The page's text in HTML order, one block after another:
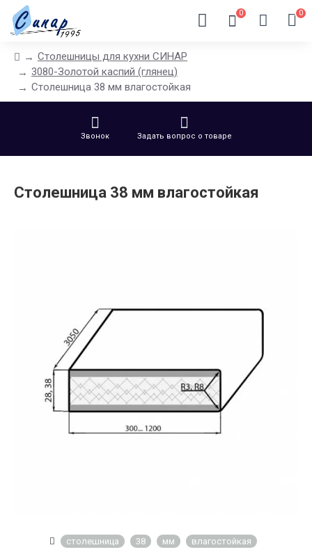
0 0
Столешницы для кухни СИНАР
3080-Золотой каспий (глянец)
Столешница 38 мм влагостойкая
Звонок Задать вопрос о товаре
Столешница 38 мм влагостойкая
столешница 38 мм
влагостойкая